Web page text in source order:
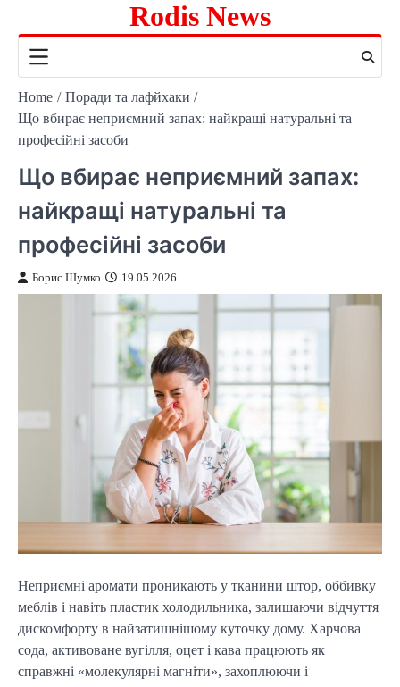
content
Rodis News
Home
Поради та лафйхаки
Що вбирає неприємний запах: найкращі натуральні та
професійні засоби
Що вбирає неприємний запах:
найкращі натуральні та
професійні засоби
Борис Шумко 19.05.2026
Неприємні аромати проникають у тканини штор, оббивку
меблів і навіть пластик холодильника, залишаючи відчуття
дискомфорту в найзатишнішому куточку дому. Харчова
сода, активоване вугілля, оцет і кава працюють як
справжні «молекулярні магніти», захоплюючи і